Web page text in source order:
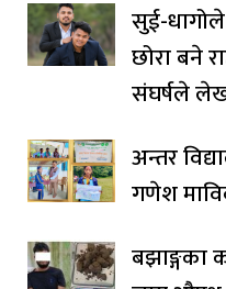
सुई-
छोरा बने
संघर्षले
अन्तर
गणेश
बझाङ्गका